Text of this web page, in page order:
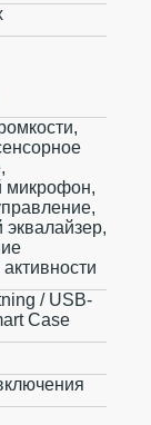
микрофон,
/ USB-
Case